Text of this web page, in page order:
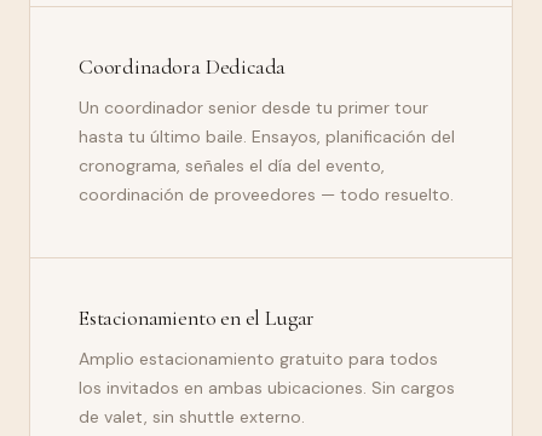
Coordinadora Dedicada
Un coordinador senior desde tu primer tour
hasta tu último baile. Ensayos, planificación del
cronograma, señales el día del evento,
coordinación de proveedores — todo resuelto.
Estacionamiento en el Lugar
Amplio estacionamiento gratuito para todos
los invitados en ambas ubicaciones. Sin cargos
de valet, sin shuttle externo.